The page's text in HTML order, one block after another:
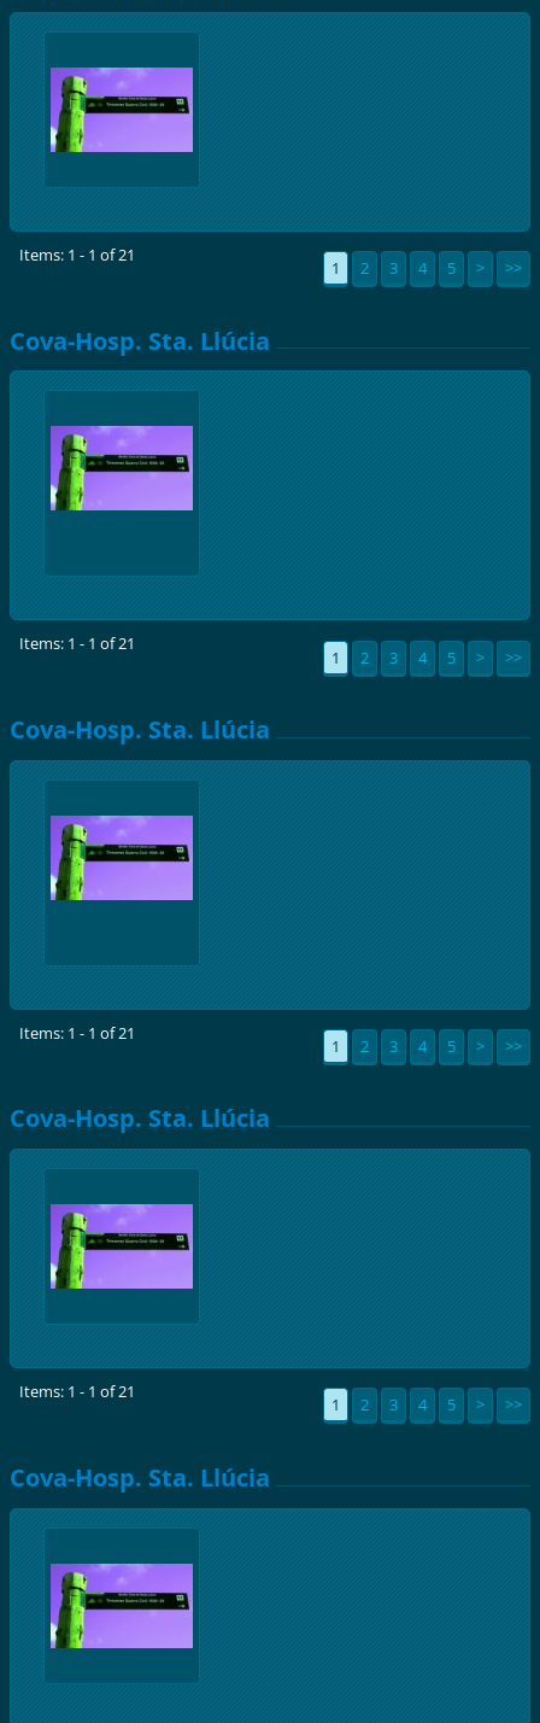
Items: 1 - 1 of 21
1 2 3 4 5 > >>
Cova-Hosp. Sta. Llúcia
Items: 1 - 1 of 21
1 2 3 4 5 > >>
Cova-Hosp. Sta. Llúcia
Items: 1 - 1 of 21
1 2 3 4 5 > >>
Cova-Hosp. Sta. Llúcia
Items: 1 - 1 of 21
1 2 3 4 5 > >>
Cova-Hosp. Sta. Llúcia